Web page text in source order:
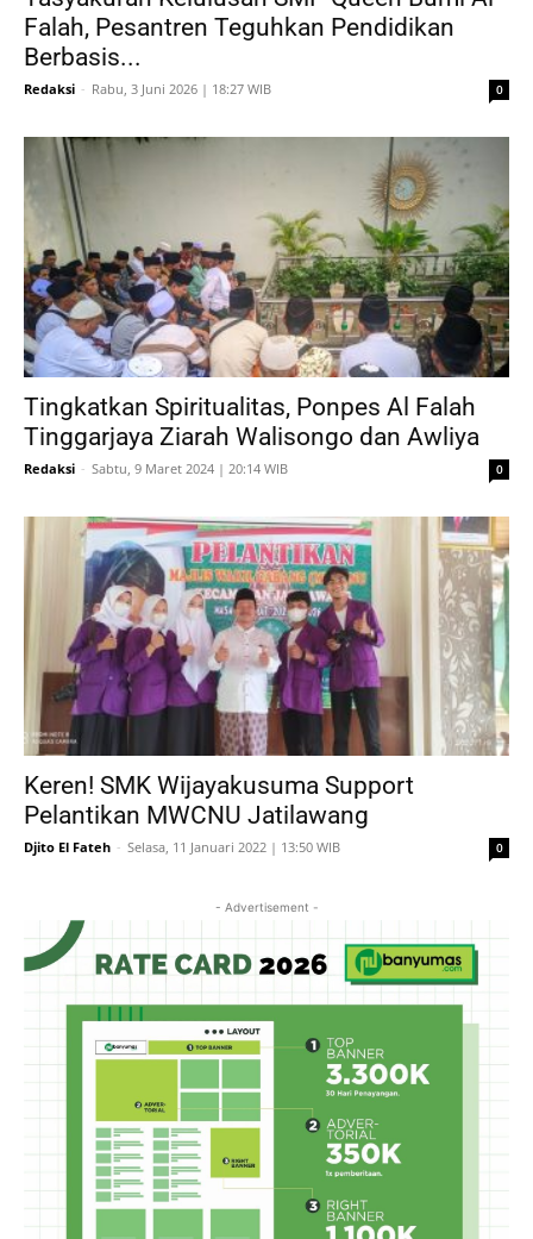
Falah, Pesantren Teguhkan Pendidikan
Berbasis...
Redaksi - Rabu, 3 Juni 2026 | 18:27 WIB 0
Tingkatkan Spiritualitas, Ponpes Al Falah
Tinggarjaya Ziarah Walisongo dan Awliya
Redaksi - Sabtu, 9 Maret 2024 | 20:14 WIB 0
Keren! SMK Wijayakusuma Support
Pelantikan MWCNU Jatilawang
Djito El Fateh - Selasa, 11 Januari 2022 | 13:50 WIB 0
- Advertisement -